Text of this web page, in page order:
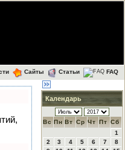
Сайты Статьи FAQ
Календарь
Вс Пн Вт Ср Чт Пт Сб
1
2
3 4 5 6 7
8